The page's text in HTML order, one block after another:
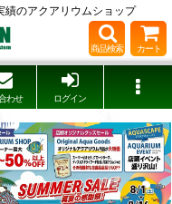
のアクアリウムショップ
商品検索 カート
わせ ログイン